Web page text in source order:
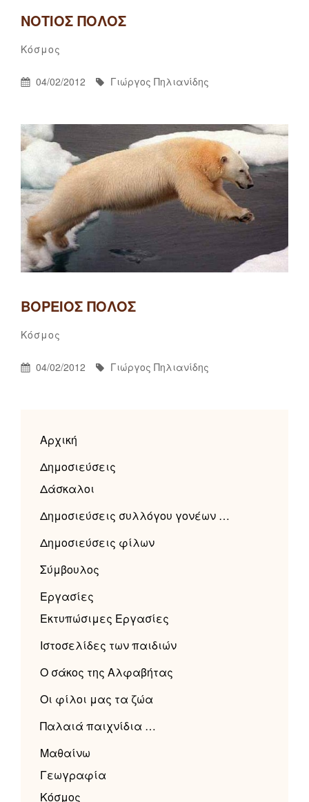
ΝΌΤΙΟΣ ΠΌΛΟΣ
Categories
ΚόσμοςBy
Γιώργος
Πηλιανίδης
Posted
04/02/2012 By
Γιώργος Πηλιανίδης
ΒΌΡΕΙΟΣ ΠΌΛΟΣ
Categories
ΚόσμοςBy
Γιώργος
Πηλιανίδης
Posted
04/02/2012 By
Γιώργος Πηλιανίδης
Αρχική
Δημοσιεύσεις
Δάσκαλοι
Δημοσιεύσεις συλλόγου γονέων …
Δημοσιεύσεις φίλων
Σύμβουλος
Εργασίες
Εκτυπώσιμες Εργασίες
Ιστοσελίδες των παιδιών
Ο σάκος της Αλφαβήτας
Οι φίλοι μας τα ζώα
Παλαιά παιχνίδια …
Μαθαίνω
Γεωγραφία
Κόσμος